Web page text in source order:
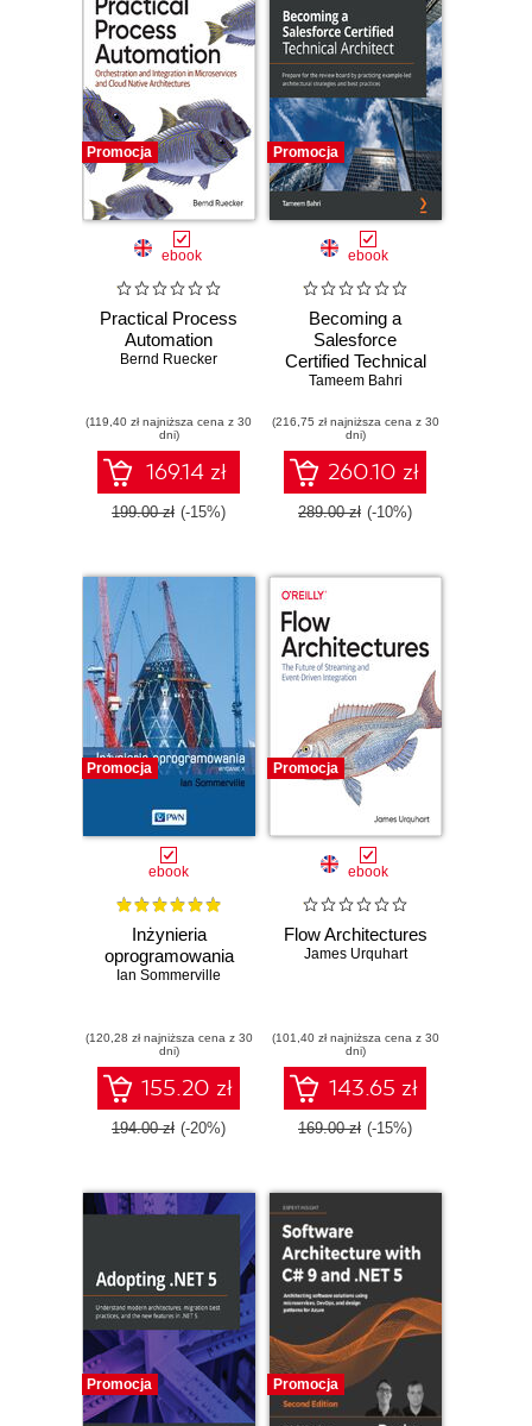
Promocja
ebook
Practical Process
Automation
Bernd Ruecker
(119,40 zł najniższa cena z 30
dni)
169.14 zł
199.00 zł (-15%)
Promocja
ebook
Becoming a
Salesforce
Certified Technical
Architect. Prepare
board by practicing
example-led
architectural
strategies and best
practices
Tameem Bahri
(216,75 zł najniższa cena z 30
dni)
260.10 zł
289.00 zł (-10%)
Promocja
ebook
Inżynieria
oprogramowania
Ian Sommerville
(120,28 zł najniższa cena z 30
dni)
155.20 zł
194.00 zł (-20%)
Promocja
ebook
Flow Architectures
James Urquhart
(101,40 zł najniższa cena z 30
dni)
143.65 zł
169.00 zł (-15%)
Promocja Promocja